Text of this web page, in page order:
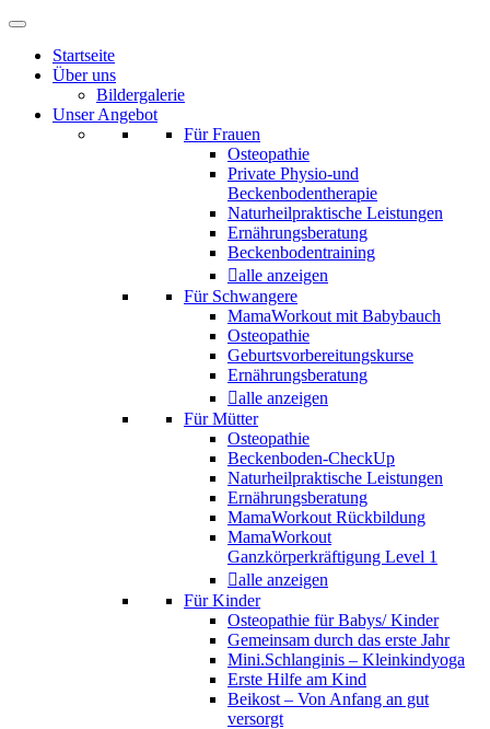
Startseite
Über uns
Bildergalerie
Unser Angebot
Für Frauen
Osteopathie
Private Physio-und
Beckenbodentherapie
Naturheilpraktische Leistungen
Ernährungsberatung
Beckenbodentraining
alle anzeigen
Für Schwangere
MamaWorkout mit Babybauch
Osteopathie
Geburtsvorbereitungskurse
Ernährungsberatung
alle anzeigen
Für Mütter
Osteopathie
Beckenboden-CheckUp
Naturheilpraktische Leistungen
Ernährungsberatung
MamaWorkout Rückbildung
MamaWorkout
Ganzkörperkräftigung Level 1
alle anzeigen
Für Kinder
Osteopathie für Babys/ Kinder
Gemeinsam durch das erste Jahr
Mini.Schlanginis – Kleinkindyoga
Erste Hilfe am Kind
Beikost – Von Anfang an gut
versorgt